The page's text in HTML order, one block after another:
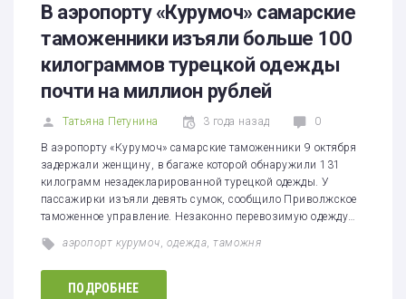
В аэропорту «Курумоч» самарские
таможенники изъяли больше 100
килограммов турецкой одежды
почти на миллион рублей
Татьяна Петунина 3 года назад 0
В аэропорту «Курумоч» самарские таможенники 9 октября
задержали женщину, в багаже которой обнаружили 131
килограмм незадекларированной турецкой одежды. У
пассажирки изъяли девять сумок, сообщило Приволжское
таможенное управление. Незаконно перевозимую одежду…
аэропорт курумоч, одежда,таможня
ПОДРОБНЕЕ